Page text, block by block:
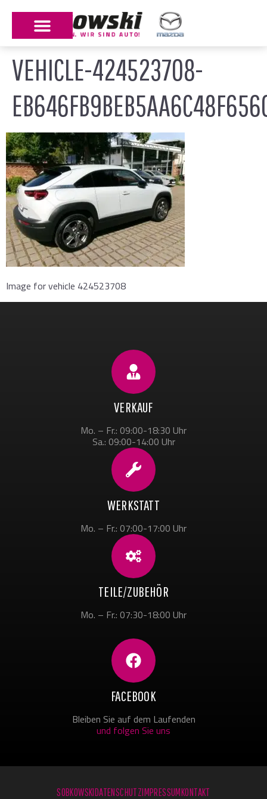
VEHICLE-424523708-
Image for vehicle 424523708
VERKAUF
Mo. – Fr.: 09:00-18:30 Uhr
Sa.: 09:00-14:00 Uhr
WERKSTATT
Mo. – Fr.: 07:00-17:00 Uhr
TEILE/ZUBEHÖR
Mo. – Fr.: 07:30-18:00 Uhr
FACEBOOK
Bleiben Sie auf dem Laufenden
und folgen Sie uns
SOBKOWSKIDATENSCHUTZIMPRESSUMKONTAKT